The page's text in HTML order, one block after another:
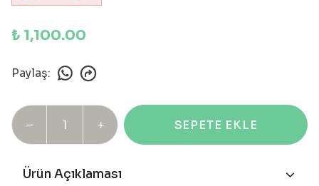
₺ 1,100.00
Paylaş:
SEPETE EKLE
Ürün Açıklaması